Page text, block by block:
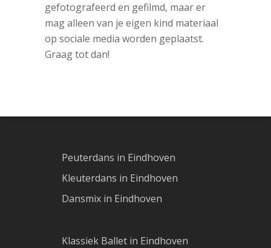
gefotografeerd en gefilmd, maar er
mag alleen van je eigen kind materiaal
op sociale media worden geplaatst.
Graag tot dan!
Peuterdans in Eindhoven
Kleuterdans in Eindhoven
Dansmix in Eindhoven
Klassiek Ballet in Eindhoven